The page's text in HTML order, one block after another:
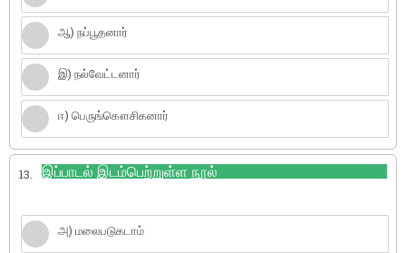
ஆ) நப்பூதனார்
இ) நல்வேட்டனார்
ஈ) பெருங்கௌசிகனார்
13. இப்பாடல் இடம்பெற்றுள்ள நூல்
அ) மலைபடுகடாம்